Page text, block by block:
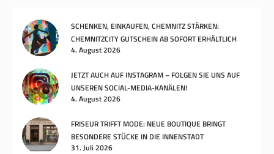
SCHENKEN, EINKAUFEN, CHEMNITZ STÄRKEN:
CHEMNITZCITY GUTSCHEIN AB SOFORT ERHÄLTLICH
4. August 2026
JETZT AUCH AUF INSTAGRAM – FOLGEN SIE UNS AUF
UNSEREN SOCIAL-MEDIA-KANÄLEN!
4. August 2026
FRISEUR TRIFFT MODE: NEUE BOUTIQUE BRINGT
BESONDERE STÜCKE IN DIE INNENSTADT
31. Juli 2026